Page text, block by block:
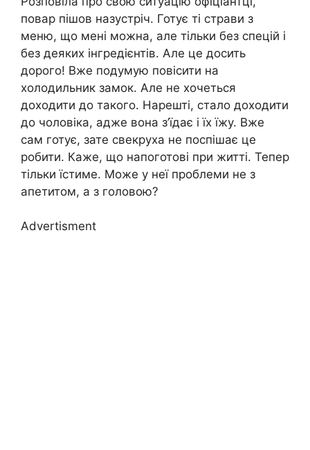
повар пішов назустріч. Готує ті страви з
меню, що мені можна, але тільки без спецій і
без деяких інгредієнтів. Але це досить
дорого! Вже подумую повісити на
холодильник замок. Але не хочеться
доходити до такого. Нарешті, стало доходити
до чоловіка, адже вона з’їдає і їх їжу. Вже
сам готує, зате свекруха не поспішає це
робити. Каже, що напоготові при житті. Тепер
тільки їстиме. Може у неї проблеми не з
апетитом, а з головою?
Advertisment